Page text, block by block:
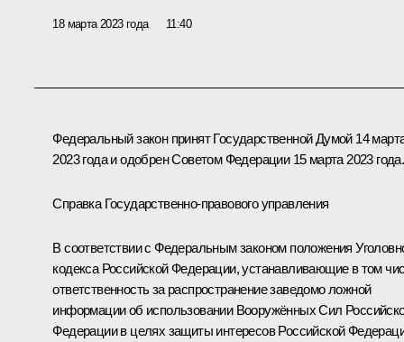
18 марта 2023 года 11:40
Федеральный закон принят Государственной Думой 14
2023 года и одобрен Советом Федерации 15 марта 2023 года.
Справка Государственно-правового управления
В соответствии с Федеральным законом положения
кодекса Российской Федерации, устанавливающие в том
ответственность за распространение заведомо ложной
информации об использовании Вооружённых Сил
Федерации в целях защиты интересов Российской